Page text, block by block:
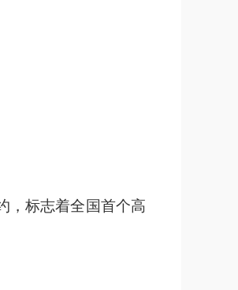
，标志着全国首个高